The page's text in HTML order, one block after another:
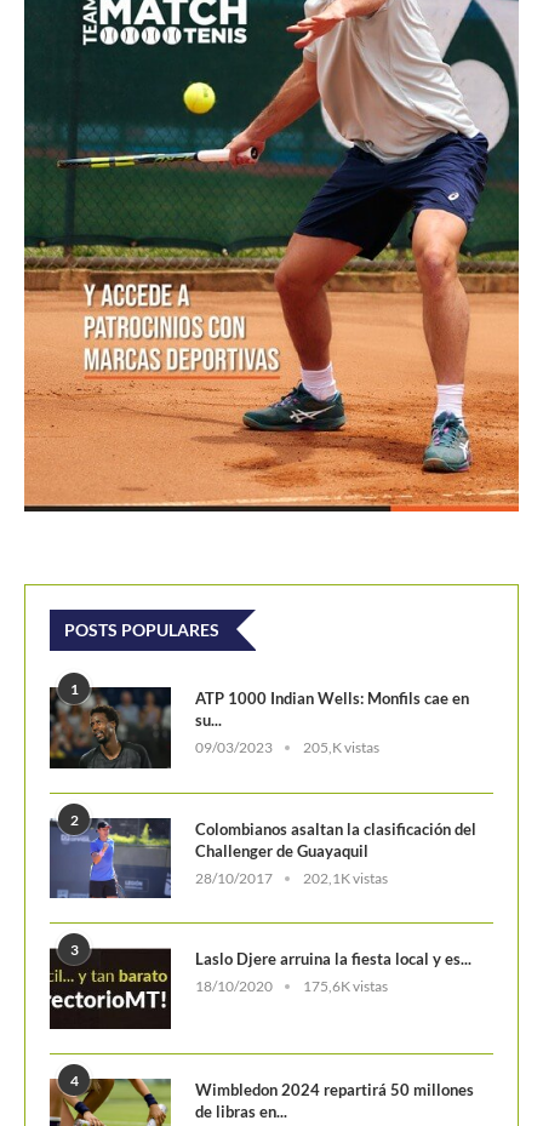
Masters 1000 Montreal 2026: programación del
sábado 8 de agosto
POSTS POPULARES
1
09/03/2023 205,K vistas